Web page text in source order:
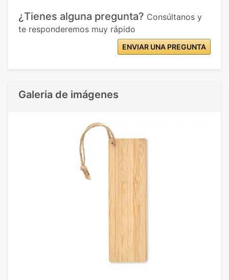
¿Tienes alguna pregunta? Consúltanos y
te responderemos muy rápido
ENVIAR UNA PREGUNTA
Galeria de imágenes